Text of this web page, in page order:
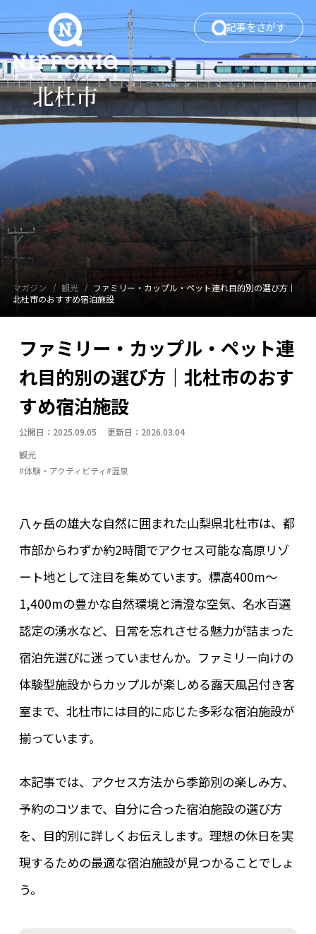
記事をさがす
マガジン 観光
ファミリー・カップル・ペット連れ目的別の選び方｜
北杜市のおすすめ宿泊施設
ファミリー・カップル・ペット連
れ目的別の選び方｜北杜市のおす
すめ宿泊施設
公開日：2025.09.05 更新日：2026.03.04
観光
#体験・アクティビティ#温泉
八ヶ岳の雄大な自然に囲まれた山梨県北杜市は、都
市部からわずか約2時間でアクセス可能な高原リゾ
ート地として注目を集めています。標高400m～
1,400mの豊かな自然環境と清澄な空気、名水百選
認定の湧水など、日常を忘れさせる魅力が詰まった
宿泊先選びに迷っていませんか。ファミリー向けの
体験型施設からカップルが楽しめる露天風呂付き客
室まで、北杜市には目的に応じた多彩な宿泊施設が
揃っています。
本記事では、アクセス方法から季節別の楽しみ方、
予約のコツまで、自分に合った宿泊施設の選び方
を、目的別に詳しくお伝えします。理想の休日を実
現するための最適な宿泊施設が見つかることでしょ
う。
ワードでさがす
カテゴリでさがす
エリアガイド 働く 暮らし・移住
自然・四季
観光
タグでさがす
テレワーク環境・副業
トレッキング・ハイキング
四季の名所
地場産業
大泉エリア 子育て・教育
季節の暮らし
小淵沢エリア
山・森
眺望・星空
移住支援制度
高根エリア